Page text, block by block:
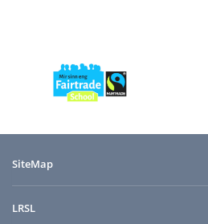
SiteMap
LRSL